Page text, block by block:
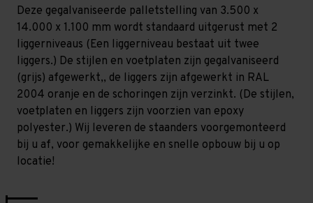
-
Zwaar
-
T80
-
Zwaar
-
T80
Deze gegalvaniseerde palletstelling van 3.500 x
14.000 x 1.100 mm wordt standaard uitgerust met 2
liggerniveaus (Een liggerniveau bestaat uit twee
liggers.) De stijlen en voetplaten zijn gegalvaniseerd
(grijs) afgewerkt,, de liggers zijn afgewerkt in RAL
2004 oranje en de schoringen zijn verzinkt. (De stijlen,
voetplaten en liggers zijn voorzien van epoxy
polyester.) Wij leveren de staanders voorgemonteerd
bij u af, voor gemakkelijke en snelle opbouw bij u op
locatie!